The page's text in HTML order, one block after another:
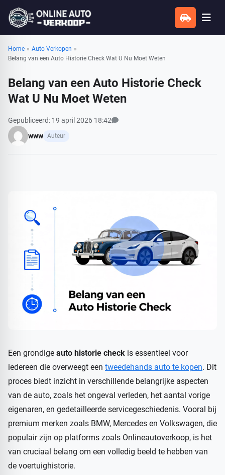
Home » Auto Verkopen »
Belang van een Auto Historie Check Wat U Nu Moet Weten
Belang van een Auto Historie Check
Wat U Nu Moet Weten
Gepubliceerd: 19 april 2026 18:42
Bekijk alle reacties
www Auteur
Een grondige auto historie check is essentieel voor
iedereen die overweegt een tweedehands auto te kopen. Dit
proces biedt inzicht in verschillende belangrijke aspecten
van de auto, zoals het ongeval verleden, het aantal vorige
eigenaren, en gedetailleerde servicegeschiedenis. Vooral bij
premium merken zoals BMW, Mercedes en Volkswagen, die
populair zijn op platforms zoals Onlineautoverkoop, is het
van cruciaal belang om een volledig beeld te hebben van
de voertuighistorie.